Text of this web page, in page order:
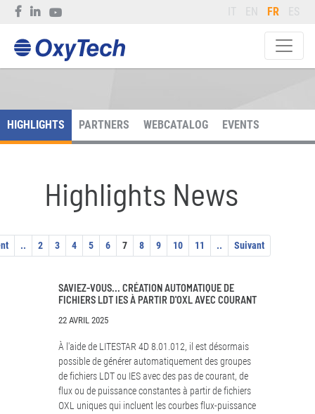
IT EN FR ES
HIGHLIGHTS PARTNERS WEBCATALOG EVENTS
Highlights News
.. 2 3 4 5 6 7 8 9 10 11 .. Suivant
SAVIEZ-VOUS... CRÉATION AUTOMATIQUE DE
FICHIERS LDT IES À PARTIR D'OXL AVEC COURANT
22 AVRIL 2025
À l'aide de LITESTAR 4D 8.01.012, il est désormais
possible de générer automatiquement des groupes
de fichiers LDT ou IES avec des pas de courant, de
flux ou de puissance constantes à partir de fichiers
OXL uniques qui incluent les courbes flux-puissance